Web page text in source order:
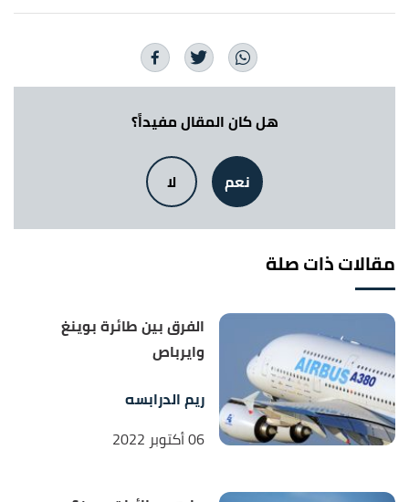
(Complete Guide)",lemonbin , Retrieved 15/11/2021.
^أب"14 Different Types of Civilian Helicopters"
,
aerocorner, Retrieved 15/11/2021.
Talal Husseini (17/4/2019),"Advanced military
helicopters: how function dictates capability"
airforce-technology, Retrieved 15/11/2021.
هل كان المقال مفيداً؟
نعم لا
مقالات ذات صلة
الفرق بين طائرة بوينغ
وايرباص
ريم الدرابسه
06 أكتوبر 2022